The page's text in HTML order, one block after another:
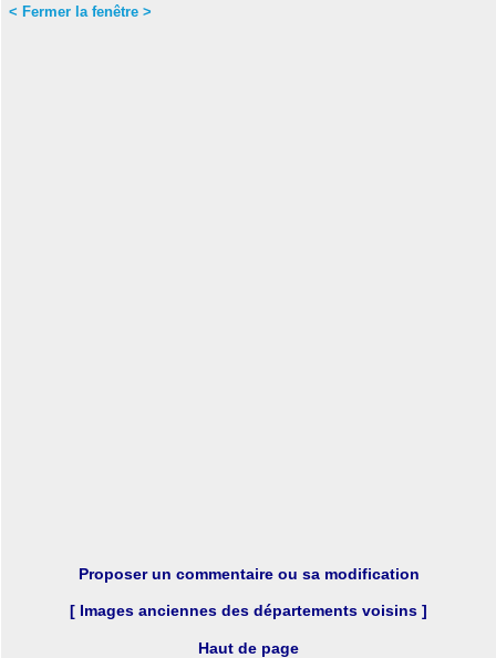
< Fermer la fenêtre >
Proposer un commentaire ou sa modification
[ Images anciennes des départements voisins ]
Haut de page